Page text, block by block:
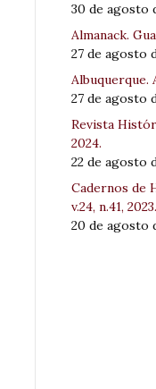
30 de agosto
Almanack.
27 de agosto
Albuquerque.
27 de agosto
Revista
2024.
22 de agosto
Cadernos de
v.24, n.41, 2023.
20 de agosto